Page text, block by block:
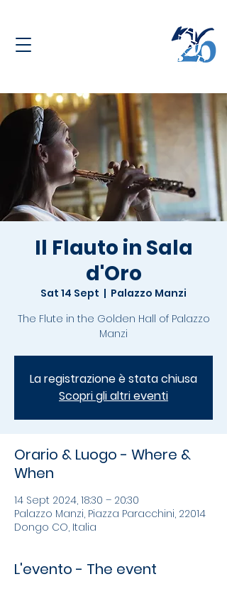
Il Flauto in Sala
d'Oro
Sat 14 Sept
  |
Palazzo Manzi
The Flute in the Golden Hall of Palazzo
Manzi
La registrazione è stata chiusa
Scopri gli altri eventi
Orario & Luogo - Where &
When
14 Sept 2024, 18:30 – 20:30
Palazzo Manzi, Piazza Paracchini, 22014
Dongo CO, Italia
L'evento - The event